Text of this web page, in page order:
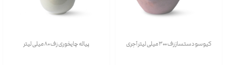
کیوسو دستساز رَف 300 میلی لیتر آجری پیاله چایخوری رَف 80 میلی لیتر